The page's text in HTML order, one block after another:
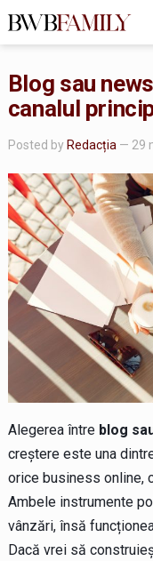
Blog sau
canalul
Posted by Redacția — 29
Alegerea între blog
creștere este una
orice business online,
Ambele instrumente
vânzări, însă
Dacă vrei să